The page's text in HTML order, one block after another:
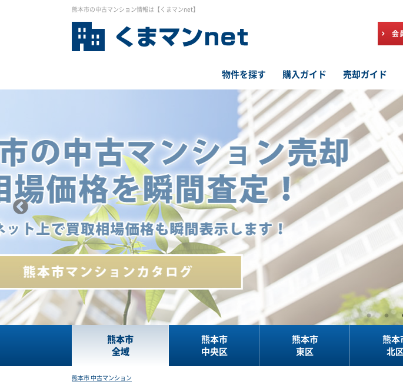
熊本市の中古マンション情報は【くまマンnet】
会
物件を探す 購入ガイド 売却ガイド
熊本市
全域
熊本市
中央区
熊本市
東区
熊本
北区
熊本市 中古マンション